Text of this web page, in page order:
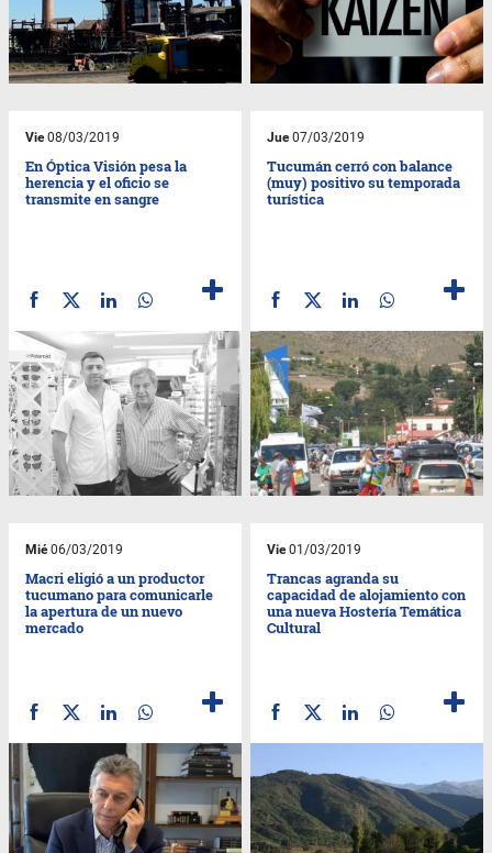
Vie08/03/2019
En Óptica Visión pesa la
herencia y el oficio se
transmite en sangre
Jue07/03/2019
Tucumán cerró con balance
(muy) positivo su temporada
turística
Mié06/03/2019
Macri eligió a un productor
tucumano para comunicarle
la apertura de un nuevo
mercado
Vie01/03/2019
Trancas agranda su
capacidad de alojamiento con
una nueva Hostería Temática
Cultural